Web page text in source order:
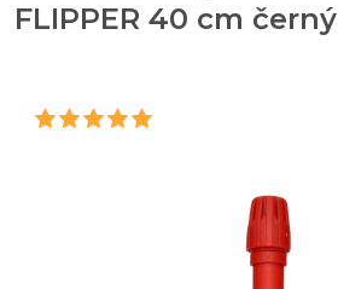
FLIPPER 40 cm černý